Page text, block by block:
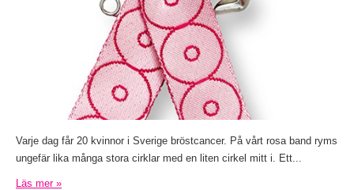
Varje dag får 20 kvinnor i Sverige bröstcancer. På vårt rosa band ryms
ungefär lika många stora cirklar med en liten cirkel mitt i. Ett...
Läs mer »